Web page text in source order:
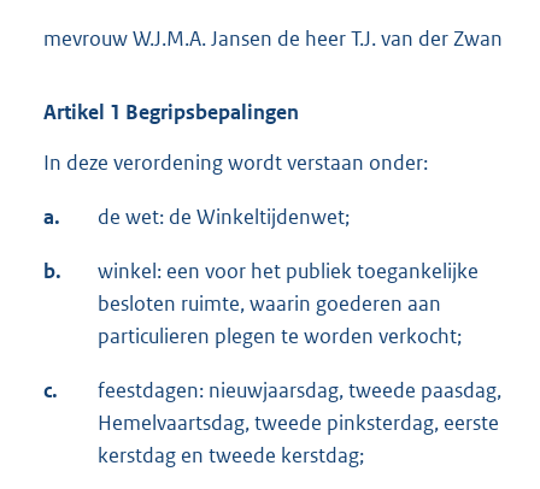
mevrouw W.J.M.A. Jansen de heer T.J. van der Zwan
Artikel 1 Begripsbepalingen
In deze verordening wordt verstaan onder:
a. de wet: de Winkeltijdenwet;
b.
winkel: een voor het publiek toegankelijke
besloten ruimte, waarin goederen aan
particulieren plegen te worden verkocht;
c.
feestdagen: nieuwjaarsdag, tweede paasdag,
Hemelvaartsdag, tweede pinksterdag, eerste
kerstdag en tweede kerstdag;